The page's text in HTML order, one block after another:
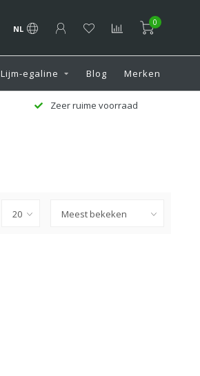
NL
0
Lijm-egaline Blog Merken
Zeer ruime voorraad